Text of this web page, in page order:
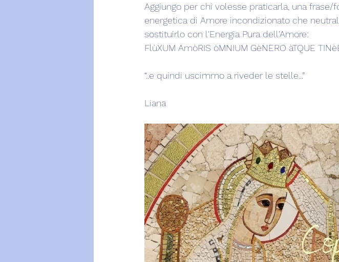
Aggiungo per chi volesse praticarla, una
energetica di Amore incondizionato che
sostituirlo con l'Energia Pura dell'Amore:
FlùXUM AmòRIS òMNIUM GèNERO àTQUE
“..e quindi uscimmo a riveder le stelle...”
Liana